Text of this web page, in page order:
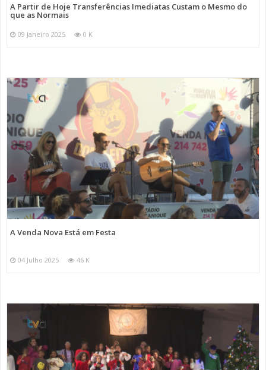
A Partir de Hoje Transferências Imediatas Custam o Mesmo do
que as Normais
09 Janeiro 2025 0 K
A Venda Nova Está em Festa
04 Julho 2025 46 K